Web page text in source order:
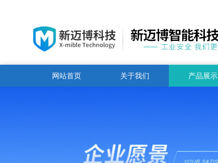
网站首页 关于我们 产品展示